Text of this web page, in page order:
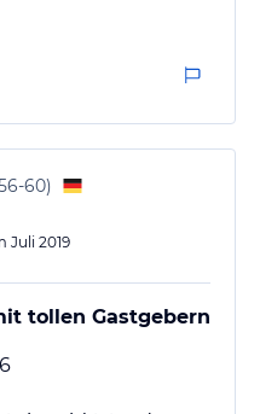
60)
Juli 2019
tollen Gastgebern